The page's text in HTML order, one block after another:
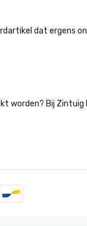
dat ergens
worden? Bij